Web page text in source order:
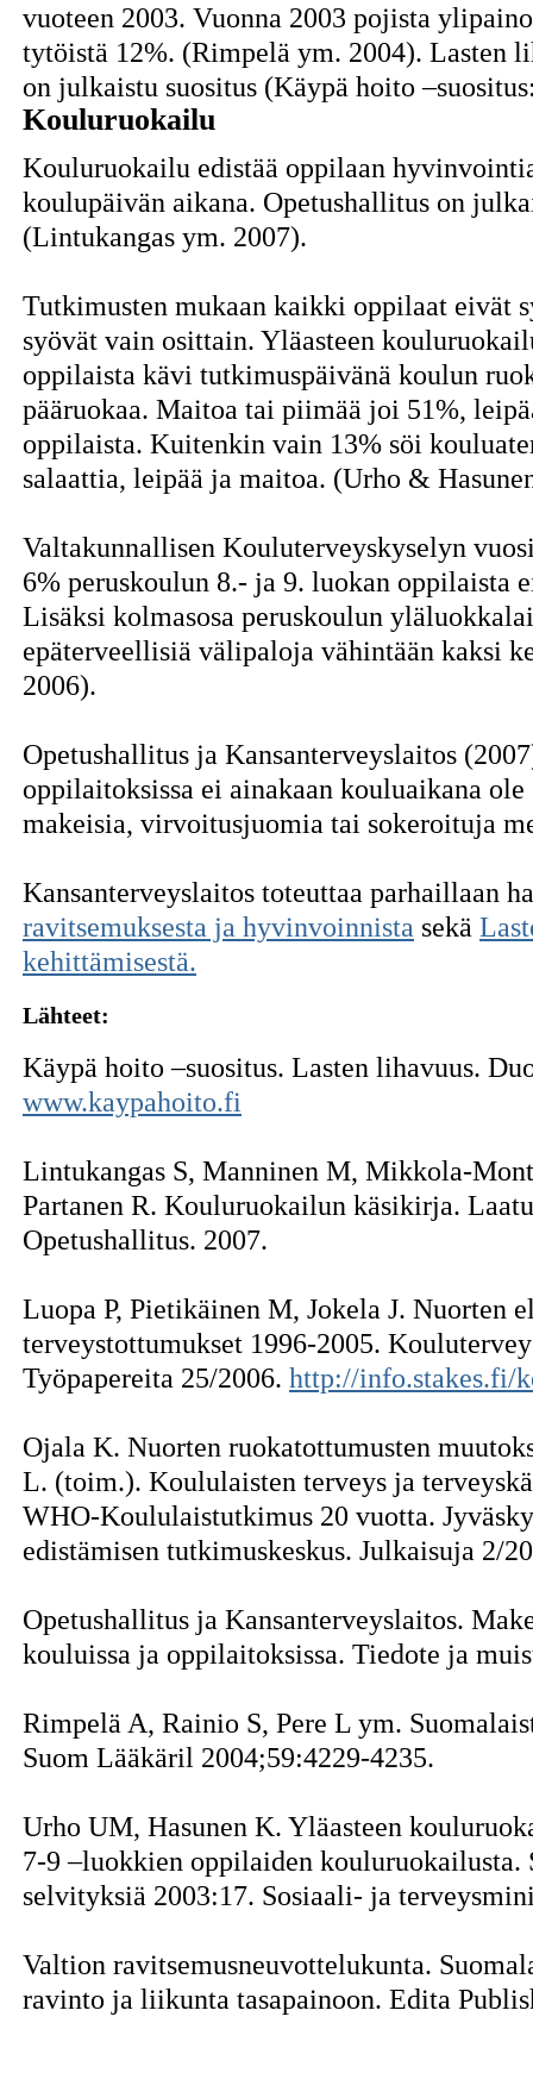
vuoteen 2003. Vuonna 2003 pojista
tytöistä 12%. (Rimpelä ym. 2004). Lasten
on julkaistu suositus (Käypä hoito
Kouluruokailu
Kouluruokailu edistää oppilaan
koulupäivän aikana. Opetushallitus on
(Lintukangas ym. 2007).
Tutkimusten mukaan kaikki oppilaat eivät
syövät vain osittain. Yläasteen
oppilaista kävi tutkimuspäivänä koulun
pääruokaa. Maitoa tai piimää joi 51%,
oppilaista. Kuitenkin vain 13% söi
salaattia, leipää ja maitoa. (Urho &
Valtakunnallisen Kouluterveyskyselyn
6% peruskoulun 8.- ja 9. luokan oppilaista
Lisäksi kolmasosa peruskoulun
epäterveellisiä välipaloja vähintään kaksi
2006).
Opetushallitus ja Kansanterveyslaitos
oppilaitoksissa ei ainakaan kouluaikana
makeisia, virvoitusjuomia tai sokeroituja
Kansanterveyslaitos toteuttaa parhaillaan
ravitsemuksesta ja hyvinvoinnista sekä
kehittämisestä.
Lähteet:
Käypä hoito –suositus. Lasten lihavuus.
www.kaypahoito.fi
Lintukangas S, Manninen M, Mikkola-
Partanen R. Kouluruokailun käsikirja.
Opetushallitus. 2007.
Luopa P, Pietikäinen M, Jokela J. Nuorten
terveystottumukset 1996-2005.
Työpapereita 25/2006. http://info.stakes.fi/
Ojala K. Nuorten ruokatottumusten
L. (toim.). Koululaisten terveys ja
WHO-Koululaistutkimus 20 vuotta.
edistämisen tutkimuskeskus. Julkaisuja 2/
Opetushallitus ja Kansanterveyslaitos.
kouluissa ja oppilaitoksissa. Tiedote ja
Rimpelä A, Rainio S, Pere L ym.
Suom Lääkäril 2004;59:4229-4235.
Urho UM, Hasunen K. Yläasteen
7-9 –luokkien oppilaiden
selvityksiä 2003:17. Sosiaali- ja
Valtion ravitsemusneuvottelukunta.
ravinto ja liikunta tasapainoon. Edita